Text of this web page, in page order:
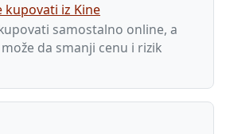
kupovati iz Kine
samostalno online, a
da smanji cenu i rizik